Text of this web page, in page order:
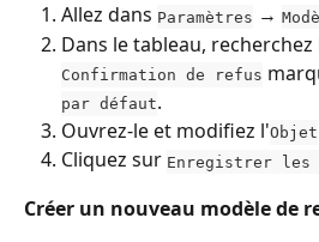
Allez dans Paramètres →
Dans le tableau,
Confirmation de refus
par défaut.
Ouvrez-le et modifiez l'Objet
Cliquez sur Enregistrer les
Créer un nouveau modèle de